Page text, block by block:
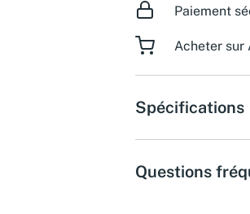
Paiement
Acheter sur
Spécifications
Questions